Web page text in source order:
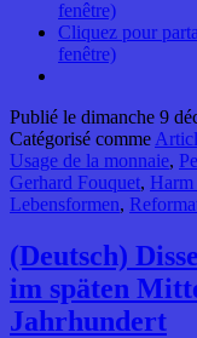
fenêtre)
Cliquez pour
fenêtre)
Publié le dimanche 9
Catégorisé comme
Usage de la monnaie,
Gerhard Fouquet, Harm
Lebensformen,
(Deutsch)
im späten
Jahrhundert